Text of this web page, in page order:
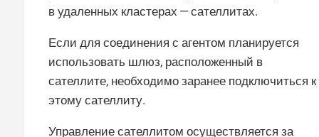
в удаленных кластерах — сателлитах.
Если для соединения с агентом планируется
использовать шлюз, расположенный в
сателлите, необходимо заранее подключиться к
этому сателлиту.
Управление сателлитом осуществляется за